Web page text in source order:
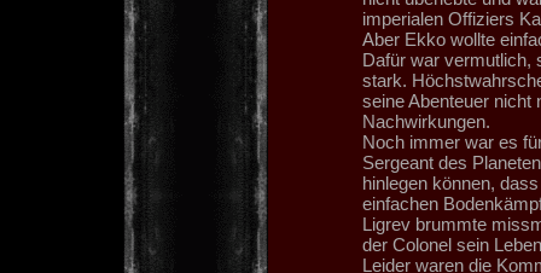
imperialen Offiziers
Aber Ekko wollte
Dafür war vermutlich,
stark.
seine Abenteuer nicht
Nachwirkungen.
Noch immer war es
Sergeant des
hinlegen können,
einfachen
Ligrev brummte
der Colonel sein
Leider waren die